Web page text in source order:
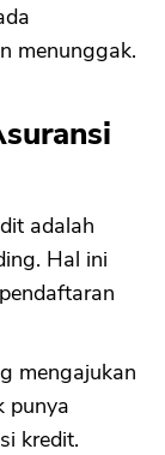
menunggak.
adalah
Hal ini
mengajukan
punya
kredit.